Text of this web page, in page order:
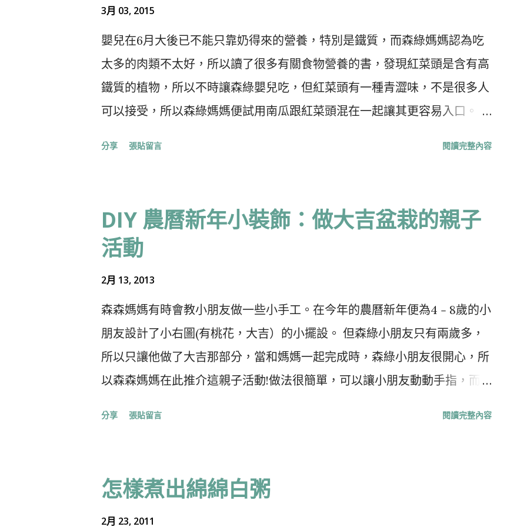
3月 03, 2015
嬰兒在6月大後已不能只靠奶得來的營養，特別是鐵質，而森綠媽媽認為吃
太多的肉類不太好，所以讀了很多有關食物營養的書，發現紅菜頭是含有高
鐵質的植物，所以不時讓森綠嬰兒吃，但紅菜頭有一種青澀味，不是很多人
可以接受，所以森綠媽媽便試用南瓜跟紅菜頭混在一起讓其更容易入口。
加一些深綠色蔬菜 營養要點： 紅菜頭： 紅菜頭英文稱Beetroot，學名為
Beta vulgaris L.，它的葉脈和葉柄都帶紅色，根部脹大成圓球形，這種蔬菜
適宜生長在冷涼氣候，在香港天涼季節也可以栽種。由於根部含糖粉很高，
所以在北歐地區沒有甘蔗，就用它來造糖。 於街市或超市選購紅菜頭，可
夠一個人每日所需的 50%，而葉酸又是身體製造紅血球不可缺少的物質，
於紅菜頭帶鹼性，所以雙手在處理過程中沾上的紅色汁液不易洗去；碰到這
分享 張貼留言 閱讀完整內容
DIY 農曆新年小裝飾：做大吉盆栽的親子
活動
2月 13, 2013
森森媽媽有時會教小朋友做一些小手工。在今年的農曆新年便為4﹣8歲的小
朋友設計了小右圖(有桃花，大吉）的小擺設。 但森綠小朋友只有兩歲多，
所以只讓他做了大吉那部分，當和媽媽一起完成時，森綠小朋友很開心，所
以森森媽媽在此推介這親子活動!做法很簡單，可以讓小朋友動動手指，而
“字貼紙 （或可自己寫上） 7．圓形打孔機 （或可自己剪） 8．雙面膠貼，
有foam的雙面膠貼，膠水 ，剪刀 做法： 1．大人：先剪出背景紙(約14cm X
10cm）和綠葉 2．小朋友：用圓形打孔機打出6﹣7個圓形大吉 3．大人和小
分享 張貼留言 閱讀完整內容
怎樣煮出綿綿白粥
2月 23, 2011